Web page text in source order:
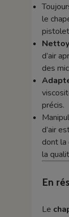
le
d’air
des
précis.
d’air
dont
la
En
Le